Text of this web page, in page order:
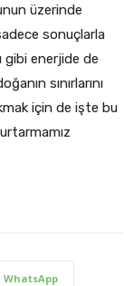
üzerinde
sonuçlarla
gibi enerjide de
sınırlarını
için de işte bu
WhatsApp